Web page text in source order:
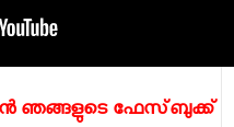
ഞങ്ങളുടെ ഫേസ്‌ബുക്ക്‌